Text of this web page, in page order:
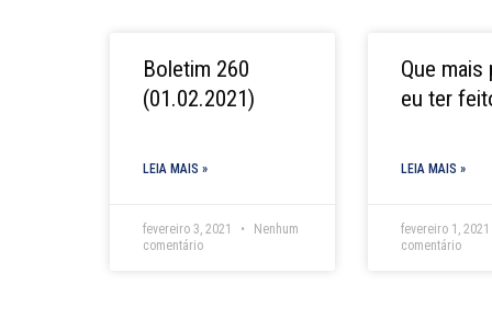
Boletim 260
(01.02.2021)
LEIA MAIS »
fevereiro 3, 2021
Nenhum
comentário
Que mais
eu ter
LEIA MAIS »
fevereiro 1, 2021
comentário